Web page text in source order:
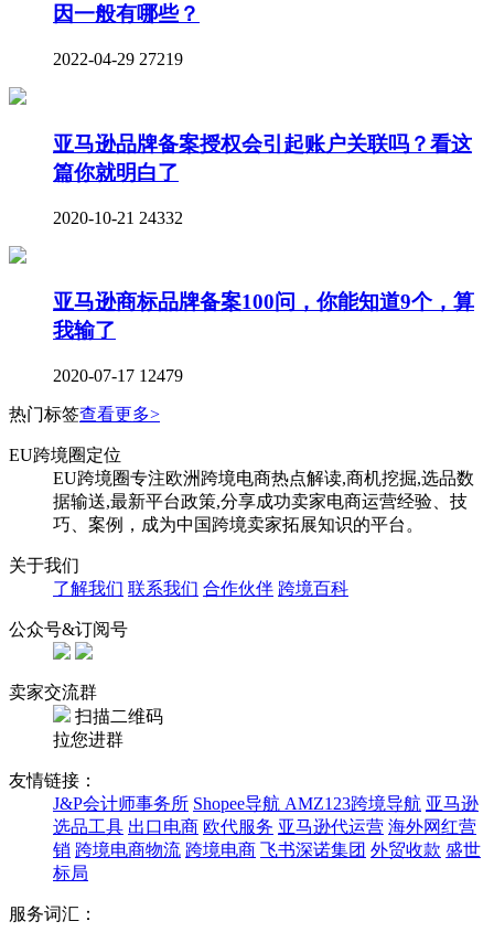
因一般有哪些？
2022-04-29 27219
亚马逊品牌备案授权会引起账户关联吗？看这
篇你就明白了
2020-10-21 24332
亚马逊商标品牌备案100问，你能知道9个，算
我输了
2020-07-17 12479
热门标签查看更多>
EU跨境圈定位
EU跨境圈专注欧洲跨境电商热点解读,商机挖掘,选品数
据输送,最新平台政策,分享成功卖家电商运营经验、技
巧、案例，成为中国跨境卖家拓展知识的平台。
关于我们
了解我们 联系我们 合作伙伴 跨境百科
公众号&订阅号
卖家交流群
扫描二维码
拉您进群
友情链接：
J&P会计师事务所 Shopee导航 AMZ123跨境导航 亚马逊
选品工具 出口电商 欧代服务 亚马逊代运营 海外网红营
销 跨境电商物流 跨境电商 飞书深诺集团 外贸收款 盛世
标局
服务词汇：